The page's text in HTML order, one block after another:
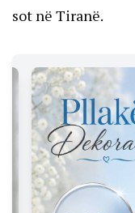
sot në Tiranë.